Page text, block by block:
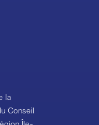
la
Conseil